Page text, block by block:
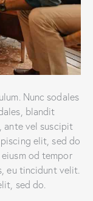
Nunc sodales
blandit
ante vel suscipit
elit, sed do
od tempor
eu tincidunt velit.
sed do.